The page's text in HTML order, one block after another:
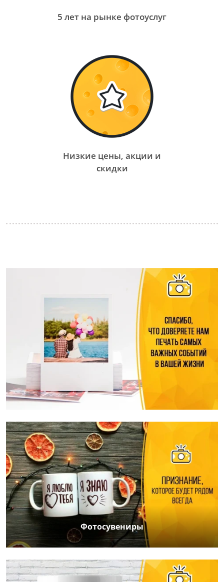
5 лет на рынке фотоуслуг
Низкие цены, акции и
скидки
Фотосувениры